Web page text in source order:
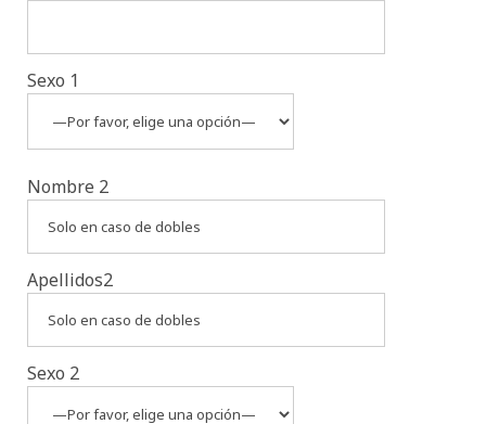
Sexo 1
Nombre 2
Apellidos2
Sexo 2